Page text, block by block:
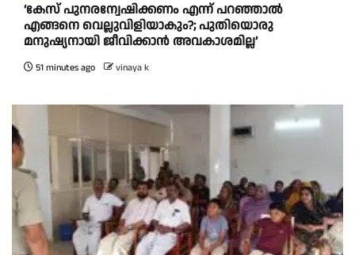
‘കേസ് പുനരന്വേഷിക്കണം എന്ന് പറഞ്ഞാൽ
എങ്ങനെ വെല്ലുവിളിയാകും?; പുതിയൊരു
മനുഷ്യനായി ജീവിക്കാൻ അവകാശമില്ല’
51 minutes ago vinaya k